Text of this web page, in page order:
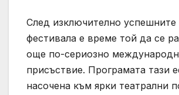
След изключително успешните
фестивала е време той да се
още по-сериозно
присъствие. Програмата тази
насочена към ярки театрални